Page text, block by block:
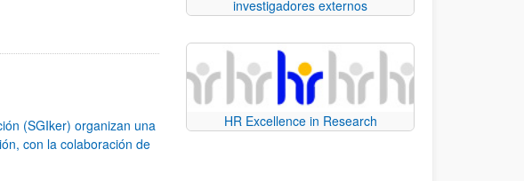
(SGIker) organizan una
con la colaboración de
investigadores externos
HR Excellence in Research